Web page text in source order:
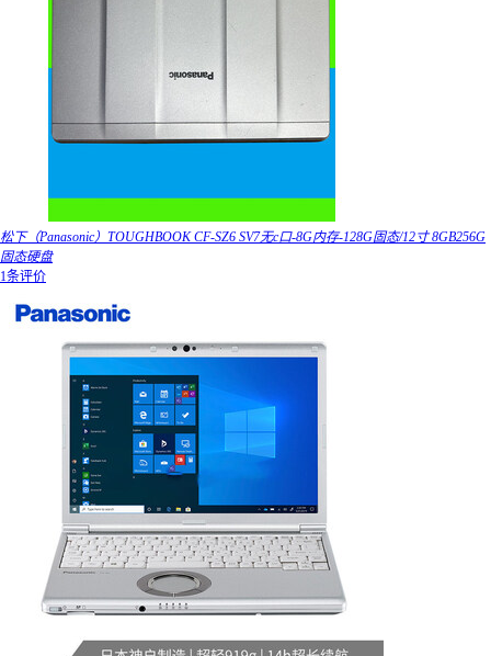
松下（Panasonic）TOUGHBOOK CF-SZ6 SV7无c口-8G内存-128G固态/12寸 8GB256G
固态硬盘
1条评价